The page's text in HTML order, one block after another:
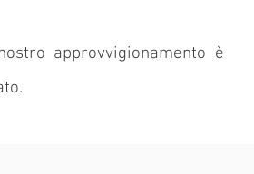
approvvigionamento è